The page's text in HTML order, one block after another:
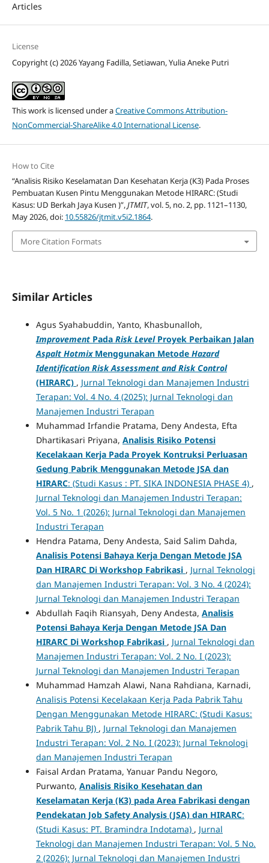
Articles
License
Copyright (c) 2026 Yayang Fadilla, Setiawan, Yulia Aneke Putri
This work is licensed under aCreative Commons Attribution-
NonCommercial-ShareAlike 4.0 International License.
How to Cite
“Analisis Risiko Keselamatan Dan Kesehatan Kerja (K3) Pada Proses
Pembuatan Kusen Pintu Menggunakan Metode HIRARC: (Studi
Kasus: UD Berkah Jaya Kusen )”,JTMIT, vol. 5, no. 2, pp. 1121–1130,
May 2026, doi: 10.55826/jtmit.v5i2.1864.
More Citation Formats
Similar Articles
Agus Syahabuddin, Yanto, Khasbunalloh,
ImprovementPada Risk LevelProyek Perbaikan Jalan
Aspalt HotmixMenggunakan Metode Hazard
Identification Risk Assessment and Risk Control
(HIRARC) , Jurnal Teknologi dan Manajemen Industri
Terapan: Vol. 4 No. 4 (2025): Jurnal Teknologi dan
Manajemen Industri Terapan
Muhammad Irfandie Pratama, Deny Andesta, Efta
Dhartikasari Priyana, Analisis Risiko Potensi
Kecelakaan Kerja Pada Proyek Kontruksi Perluasan
Gedung Pabrik Menggunakan Metode JSA dan
HIRARC: (Studi Kasus : PT. SIKA INDONESIA PHASE 4) ,
Jurnal Teknologi dan Manajemen Industri Terapan:
Vol. 5 No. 1 (2026): Jurnal Teknologi dan Manajemen
Industri Terapan
Hendra Patama, Deny Andesta, Said Salim Dahda,
Analisis Potensi Bahaya Kerja Dengan Metode JSA
Dan HIRARC Di Workshop Fabrikasi , Jurnal Teknologi
dan Manajemen Industri Terapan: Vol. 3 No. 4 (2024):
Jurnal Teknologi dan Manajemen Industri Terapan
Abdullah Faqih Riansyah, Deny Andesta, Analisis
Potensi Bahaya Kerja Dengan Metode JSA Dan
HIRARC Di Workshop Fabrikasi , Jurnal Teknologi dan
Manajemen Industri Terapan: Vol. 2 No. I (2023):
Jurnal Teknologi dan Manajemen Industri Terapan
Muhammad Hamzah Alawi, Nana Rahdiana, Karnadi,
Analisis Potensi Kecelakaan Kerja Pada Pabrik Tahu
Dengan Menggunakan Metode HIRARC: (Studi Kasus:
Pabrik Tahu BJ) , Jurnal Teknologi dan Manajemen
Industri Terapan: Vol. 2 No. I (2023): Jurnal Teknologi
dan Manajemen Industri Terapan
Faisal Ardan Pratama, Yanuar Pandu Negoro,
Purwanto, Analisis Risiko Kesehatan dan
Keselamatan Kerja (K3) pada Area Fabrikasi dengan
Pendekatan Job Safety Analysis (JSA) dan HIRARC:
(Studi Kasus: PT. Bramindra Indotama) , Jurnal
Teknologi dan Manajemen Industri Terapan: Vol. 5 No.
2 (2026): Jurnal Teknologi dan Manajemen Industri